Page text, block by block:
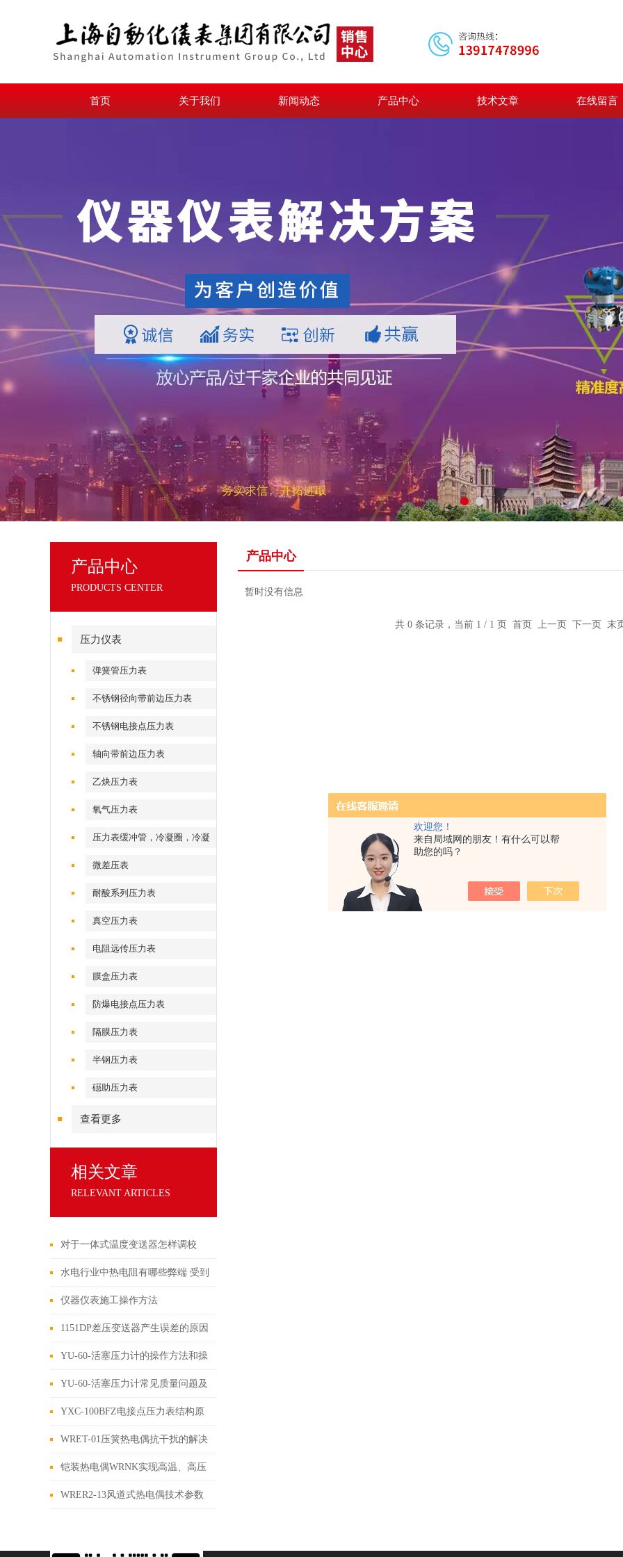
欢迎您！
来自局域网的朋友！有什么可以帮
助您的吗？
首页 关于我们 新闻动态 产品中心 技术文章 在线留言
产品中心
PRODUCTS CENTER
压力仪表
弹簧管压力表
不锈钢径向带前边压力表
不锈钢电接点压力表
轴向带前边压力表
乙炔压力表
氧气压力表
压力表缓冲管，冷凝圈，冷凝
弯
微差压表
耐酸系列压力表
真空压力表
电阻远传压力表
膜盒压力表
防爆电接点压力表
隔膜压力表
半钢压力表
礠助压力表
查看更多
相关文章
RELEVANT ARTICLES
对于一体式温度变送器怎样调校
水电行业中热电阻有哪些弊端 受到
火花或电弧等影响应该怎么办
仪器仪表施工操作方法
1151DP差压变送器产生误差的原因
与解决措施
YU-60-活塞压力计的操作方法和操
作步骤
YU-60-活塞压力计常见质量问题及
处理方法
YXC-100BFZ电接点压力表结构原
理和相关问题处理
WRET-01压簧热电偶抗干扰的解决
方法
铠装热电偶WRNK实现高温、高压
测量的可靠工具
WRER2-13风道式热电偶技术参数
产品中心
暂时没有信息
共 0 条记录，当前 1 / 1 页 首页 上一页 下一页 末